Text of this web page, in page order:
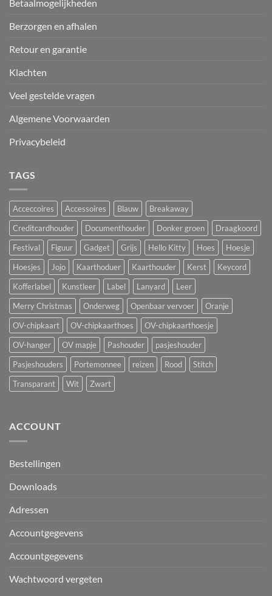
Betaalmogelijkheden
Berzorgen en afhalen
Retour en garantie
Klachten
Veel gestelde vragen
Algemene Voorwaarden
Privacybeleid
TAGS
Acceccoires Accessoires Blauw
Breakaway
Creditcardhouder
Documenthouder Donker groen
Draagkoord
Festival
Figuur Gadget Grijs Hello Kitty Hoes
Hoesje
Hoesjes
Jojo Kaarthoduer Kaarthouder Kerst
Keycord
Kofferlabel
Kunstleer Label Lanyard
Leer
Merry Christmas
Onderweg Openbaar vervoer
Oranje
OV-chipkaart
OV-chipkaarthoes
OV-chipkaarthoesje
OV-hanger
OV mapje Pashouder
pasjeshouder
Pasjeshouders
Portemonnee reizen Rood
Stitch
Transparant
Wit Zwart
ACCOUNT
Bestellingen
Downloads
Adressen
Accountgegevens
Accountgegevens
Wachtwoord vergeten